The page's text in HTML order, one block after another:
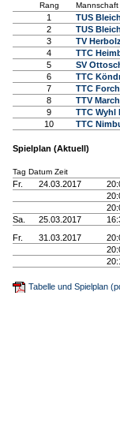
Rang Mannschaft
1 TUS
2
TUS
3
TV
4
TTC
5
SV
6
TTC
7
TTC
8
TTV
9
TTC Wyhl
10
TTC
Spielplan (Aktuell)
Tag Datum Zeit
Fr. 24.03.2017
Sa.
25.03.2017
Fr.
31.03.2017
Tabelle und Spielplan